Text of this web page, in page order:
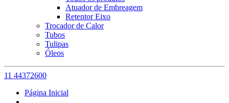
Atuador de Embreagem
Retentor Eixo
Trocador de Calor
Tubos
Tulipas
Óleos
11 44372600
Página Inicial